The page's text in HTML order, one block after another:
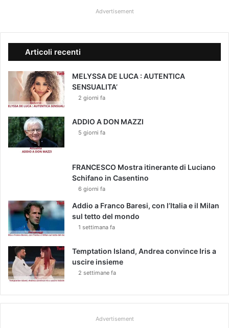
t
u
r
e
Advertisement
Articoli recenti
MELYSSA DE LUCA : AUTENTICA
SENSUALITA’
2 giorni fa
ADDIO A DON MAZZI
5 giorni fa
FRANCESCO Mostra itinerante di Luciano
Schifano in Casentino
6 giorni fa
Addio a Franco Baresi, con l’Italia e il Milan
sul tetto del mondo
1 settimana fa
Temptation Island, Andrea convince Iris a
uscire insieme
2 settimane fa
Advertisement